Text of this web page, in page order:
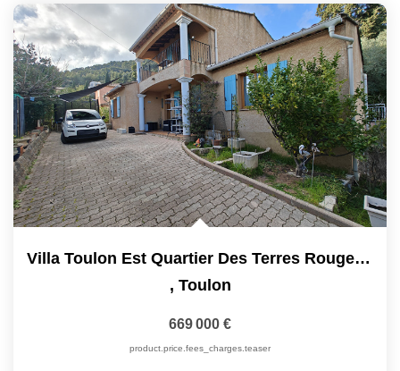
Villa Toulon Est Quartier Des Terres Rouges 6 Pièces 151 M2...
, Toulon
669 000 €
product.price.fees_charges.teaser